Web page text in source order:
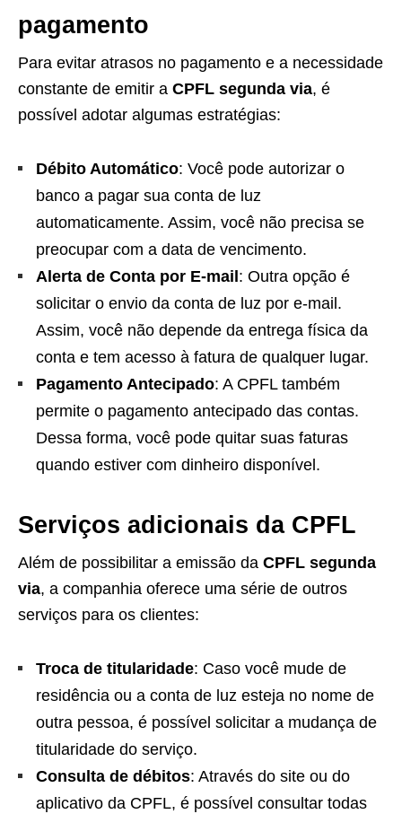
pagamento
Para evitar atrasos no pagamento e a necessidade
constante de emitir a CPFL segunda via, é
possível adotar algumas estratégias:
Débito Automático: Você pode autorizar o
banco a pagar sua conta de luz
automaticamente. Assim, você não precisa se
preocupar com a data de vencimento.
Alerta de Conta por E-mail : Outra opção é
solicitar o envio da conta de luz por e-mail.
Assim, você não depende da entrega física da
conta e tem acesso à fatura de qualquer lugar.
Pagamento Antecipado: A CPFL também
permite o pagamento antecipado das contas.
Dessa forma, você pode quitar suas faturas
quando estiver com dinheiro disponível.
Serviços adicionais da CPFL
Além de possibilitar a emissão da CPFL segunda
via, a companhia oferece uma série de outros
serviços para os clientes:
Troca de titularidade: Caso você mude de
residência ou a conta de luz esteja no nome de
outra pessoa, é possível solicitar a mudança de
titularidade do serviço.
Consulta de débitos: Através do site ou do
aplicativo da CPFL, é possível consultar todas